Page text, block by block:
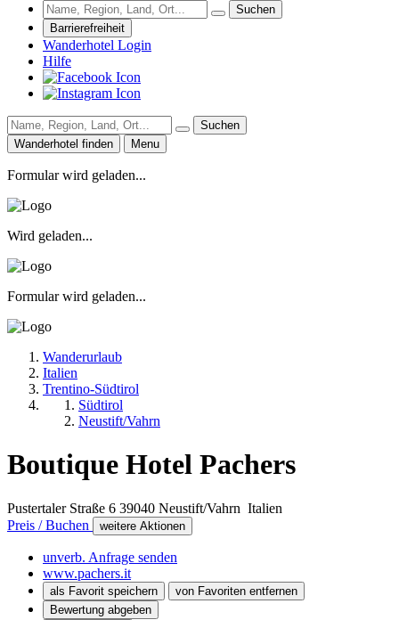
Suchen
Barrierefreiheit
Wanderhotel Login
Hilfe
Suchen
Wanderhotel finden
Menu
Formular wird geladen...
Wird geladen...
Formular wird geladen...
Wanderurlaub
Italien
Trentino-Südtirol
Südtirol
Neustift/Vahrn
Boutique Hotel Pachers
Pustertaler Straße 6 39040 Neustift/Vahrn Italien
Preis / Buchen
weitere Aktionen
unverb. Anfrage senden
www.pachers.it
als Favorit speichern
von Favoriten entfernen
Bewertung abgeben